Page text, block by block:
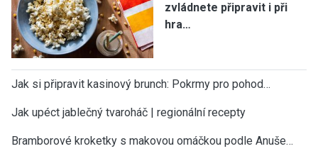
zvládnete připravit i při
hra…
Jak si připravit kasinový brunch: Pokrmy pro pohod…
Jak upéct jablečný tvaroháč | regionální recepty
Bramborové kroketky s makovou omáčkou podle Anuše…